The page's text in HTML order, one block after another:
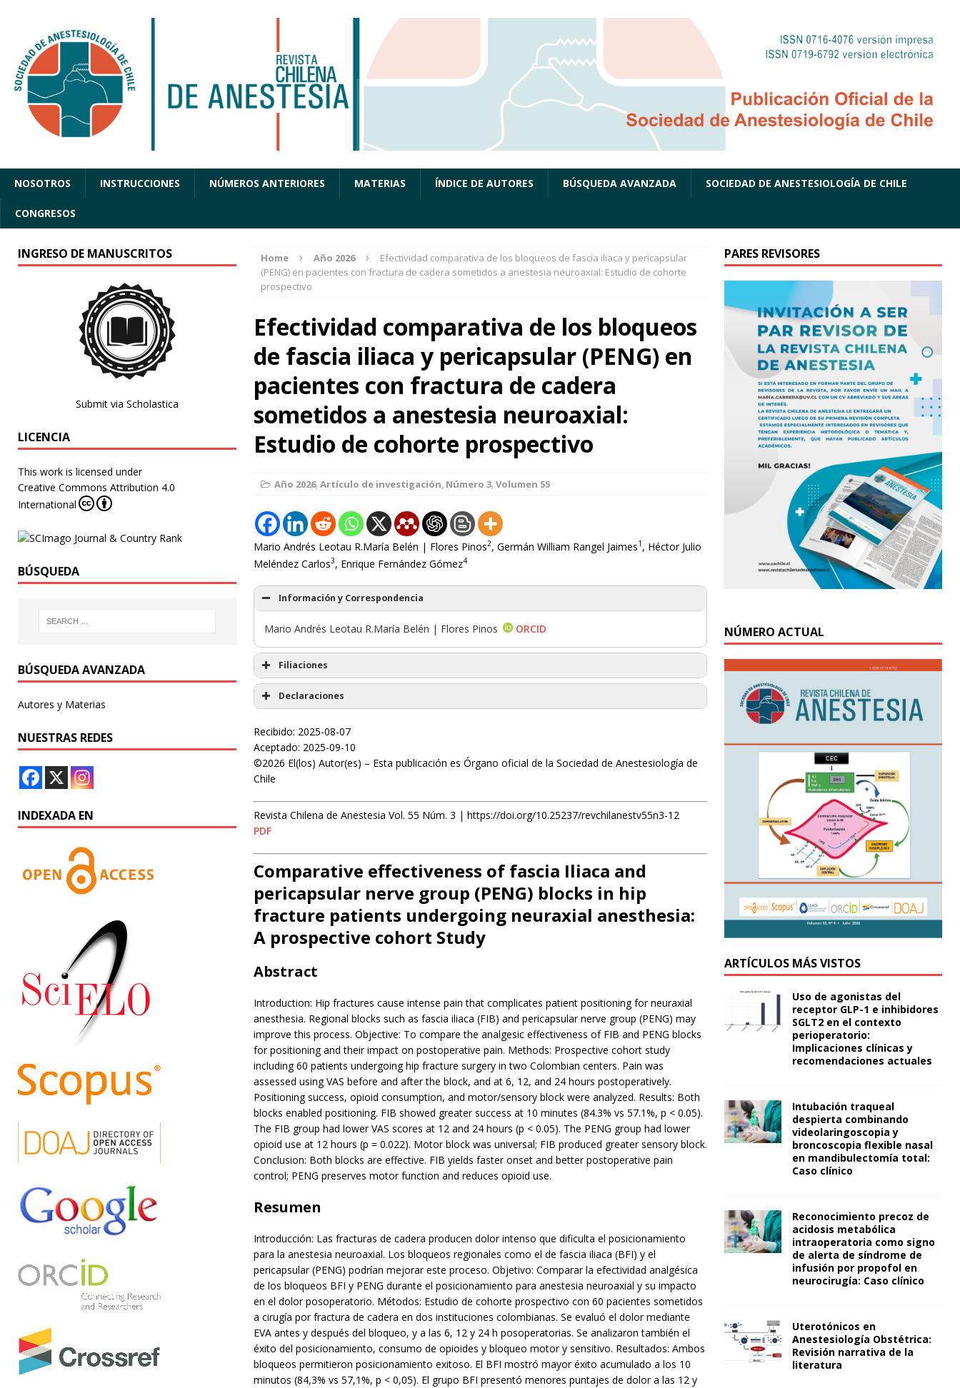
NOSOTROS INSTRUCCIONES NÚMEROS ANTERIORES MATERIAS ÍNDICE DE AUTORES BÚSQUEDA AVANZADA SOCIEDAD DE ANESTESIOLOGÍA DE CHILE
CONGRESOS
Home Año 2026
Efectividad comparativa de los bloqueos de fascia iliaca y pericapsular
(PENG) en pacientes con fractura de cadera sometidos a anestesia neuroaxial: Estudio de cohorte
prospectivo
Efectividad comparativa de los bloqueos
de fascia iliaca y pericapsular (PENG) en
pacientes con fractura de cadera
sometidos a anestesia neuroaxial:
Estudio de cohorte prospectivo
Año 2026,Artículo de investigación, Número 3,Volumen 55
Mario Andrés Leotau R.María Belén | Flores Pinos2, Germán William Rangel Jaimes1 , Héctor Julio
Meléndez Carlos3, Enrique Fernández Gómez4
Información y Correspondencia
Mario Andrés Leotau R.María Belén | Flores Pinos ORCID
Filiaciones
Declaraciones
Recibido: 2025-08-07
Aceptado: 2025-09-10
©2026 El(los) Autor(es) – Esta publicación es Órgano oficial de la Sociedad de Anestesiología de
Chile
Revista Chilena de Anestesia Vol. 55 Núm. 3 | https://doi.org/10.25237/revchilanestv55n3-12
PDF
Comparative effectiveness of fascia Iliaca and
pericapsular nerve group (PENG) blocks in hip
fracture patients undergoing neuraxial anesthesia:
A prospective cohort Study
Abstract
Introduction: Hip fractures cause intense pain that complicates patient positioning for neuraxial
anesthesia. Regional blocks such as fascia iliaca (FIB) and pericapsular nerve group (PENG) may
improve this process. Objective: To compare the analgesic effectiveness of FIB and PENG blocks
for positioning and their impact on postoperative pain. Methods: Prospective cohort study
including 60 patients undergoing hip fracture surgery in two Colombian centers. Pain was
assessed using VAS before and after the block, and at 6, 12, and 24 hours postoperatively.
Positioning success, opioid consumption, and motor/sensory block were analyzed. Results: Both
blocks enabled positioning. FIB showed greater success at 10 minutes (84.3% vs 57.1%, p < 0.05).
The FIB group had lower VAS scores at 12 and 24 hours (p < 0.05). The PENG group had lower
opioid use at 12 hours (p = 0.022). Motor block was universal; FIB produced greater sensory block.
Conclusion: Both blocks are effective. FIB yields faster onset and better postoperative pain
control; PENG preserves motor function and reduces opioid use.
Resumen
Introducción: Las fracturas de cadera producen dolor intenso que dificulta el posicionamiento
para la anestesia neuroaxial. Los bloqueos regionales como el de fascia iliaca (BFI) y el
pericapsular (PENG) podrían mejorar este proceso. Objetivo: Comparar la efectividad analgésica
de los bloqueos BFI y PENG durante el posicionamiento para anestesia neuroaxial y su impacto
en el dolor posoperatorio. Métodos: Estudio de cohorte prospectivo con 60 pacientes sometidos
a cirugía por fractura de cadera en dos instituciones colombianas. Se evaluó el dolor mediante
EVA antes y después del bloqueo, y a las 6, 12 y 24 h posoperatorias. Se analizaron también el
éxito del posicionamiento, consumo de opioides y bloqueo motor y sensitivo. Resultados: Ambos
bloqueos permitieron posicionamiento exitoso. El BFI mostró mayor éxito acumulado a los 10
minutos (84,3% vs 57,1%, p < 0,05). El grupo BFI presentó menores puntajes de dolor a las 12 y
INGRESO DE MANUSCRITOS
Submit via Scholastica
LICENCIA
This work is licensed under
Creative Commons Attribution 4.0
International
BÚSQUEDA
BÚSQUEDA AVANZADA
Autores y Materias
NUESTRAS REDES
INDEXADA EN
PARES REVISORES
NÚMERO ACTUAL
ARTÍCULOS MÁS VISTOS
Uso de agonistas del
receptor GLP-1 e inhibidores
SGLT2 en el contexto
perioperatorio:
Implicaciones clínicas y
recomendaciones actuales
Intubación traqueal
despierta combinando
videolaringoscopia y
broncoscopia flexible nasal
en mandibulectomía total:
Caso clínico
Reconocimiento precoz de
acidosis metabólica
intraoperatoria como signo
de alerta de síndrome de
infusión por propofol en
neurocirugía: Caso clínico
Uterotónicos en
Anestesiología Obstétrica:
Revisión narrativa de la
literatura